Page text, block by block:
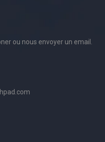
ou nous envoyer un email.